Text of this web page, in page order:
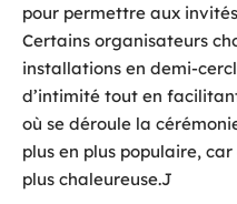
pour permettre aux
Certains organisateurs
installations en demi-
d’intimité tout en
où se déroule la
plus en plus populaire,
plus chaleureuse.J